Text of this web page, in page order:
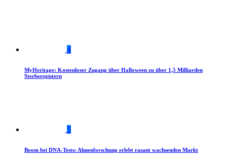
4
MyHeritage: Kostenloser Zugang über Halloween zu über 1,5 Milliarden
Sterberegistern
5
Boom bei DNA-Tests: Ahnenforschung erlebt rasant wachsenden Markt